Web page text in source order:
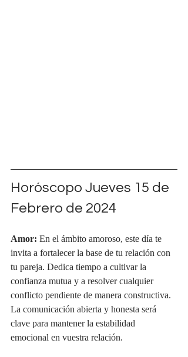
Horóscopo Jueves 15 de
Febrero de 2024
Amor: En el ámbito amoroso, este día te
invita a fortalecer la base de tu relación con
tu pareja. Dedica tiempo a cultivar la
confianza mutua y a resolver cualquier
conflicto pendiente de manera constructiva.
La comunicación abierta y honesta será
clave para mantener la estabilidad
emocional en vuestra relación.